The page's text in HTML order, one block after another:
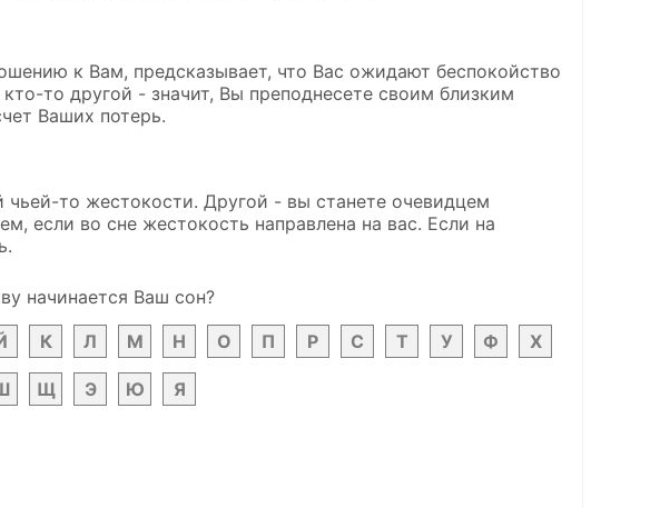
к Вам, предсказывает, что Вас ожидают беспокойство
то другой - значит, Вы преподнесете своим близким
Ваших потерь.
то жестокости. Другой - вы станете очевидцем
если во сне жестокость направлена на вас. Если на
начинается Ваш сон?
К Л М Н О П Р С Т У Ф Х
Щ Э Ю Я